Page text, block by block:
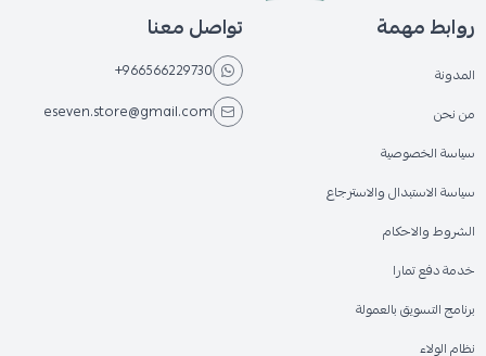
روابط مهمة
المدونة
من نحن
سياسة الخصوصية
سياسة الاستبدال والاسترجاع
الشروط والاحكام
خدمة دفع تمارا
برنامج التسويق بالعمولة
نظام الولاء
تواصل معنا
+966566229730
eseven.store@gmail.com